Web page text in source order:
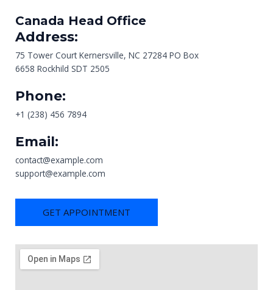
Canada Head Office
Address:
75 Tower Court Kernersville, NC 27284 PO Box
6658 Rockhild SDT 2505
Phone:
+1 (238) 456 7894
Email:
contact@example.com
support@example.com
GET APPOINTMENT